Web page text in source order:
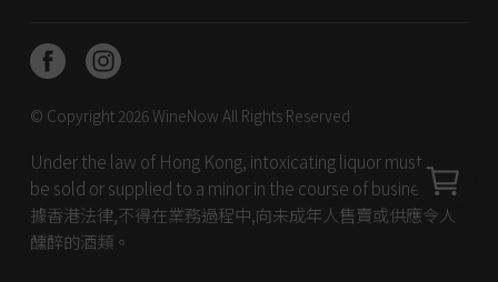
© Copyright 2026WineNow All Rights Reserved
Under the law of Hong Kong, intoxicating liquor must not
be sold or supplied to a minor in the course of business. 根
據香港法律,不得在業務過程中,向未成年人售賣或供應令人
醺醉的酒類。